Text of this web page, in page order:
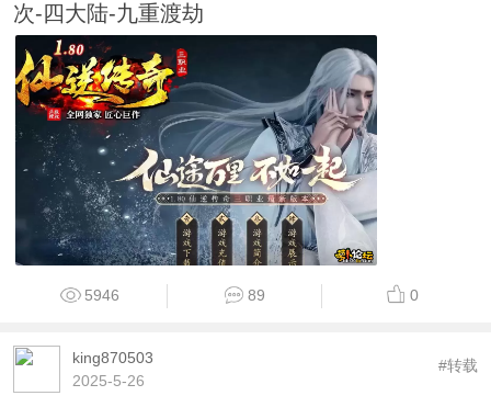
次-四大陆-九重渡劫
5946 89 0
king870503
2025-5-26
#转载